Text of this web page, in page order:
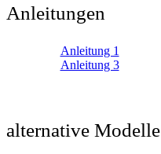
Anleitungen
Anleitung 1
Anleitung 3
alternative Modelle